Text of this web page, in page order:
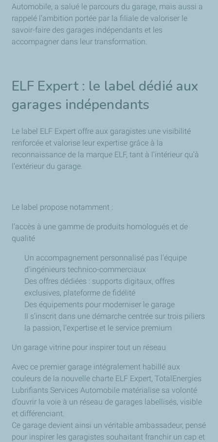
Automobile, a salué le parcours du garage, mais aussi a
rappelé l’ambition portée par la filiale de valoriser le
savoir-faire des garages indépendants et les
accompagner dans leur transformation.
ELF Expert : le label dédié aux
garages indépendants
Le label ELF Expert offre aux garagistes une visibilité
renforcée et valorise leur expertise grâce à la
reconnaissance de la marque ELF, tant à l’intérieur qu’à
l’extérieur du garage.
Le label propose notamment :
l’accès à une gamme de produits homologués et de
qualité
Un accompagnement personnalisé pas l'équipe
d'ingénieurs technico-commerciaux
Des offres dédiées : supports digitaux, offres
exclusives, plateforme de fidélité
Des équipements pour moderniser le garage
Il s’inscrit dans une démarche centrée sur trois piliers
la passion, l'expertise et le service premium
Un garage vitrine pour inspirer tout un réseau
Avec ce premier garage intégralement habillé aux
couleurs de la nouvelle charte ELF Expert, TotalEnergies
Lubrifiants Services Automobile matérialise sa volonté
d’ouvrir la voie à un réseau de garages labellisés, visible
et différenciant.
Ce garage devient ainsi un véritable ambassadeur, pensé
pour inspirer les garagistes souhaitant franchir un cap et